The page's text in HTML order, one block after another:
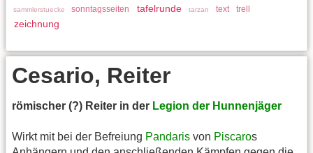
sammlerstuecke sonntagsseiten tafelrunde tarzan text trell
zeichnung
Cesario, Reiter
römischer (?) Reiter in der Legion der Hunnenjäger
Wirkt mit bei der Befreiung Pandaris von Piscaros